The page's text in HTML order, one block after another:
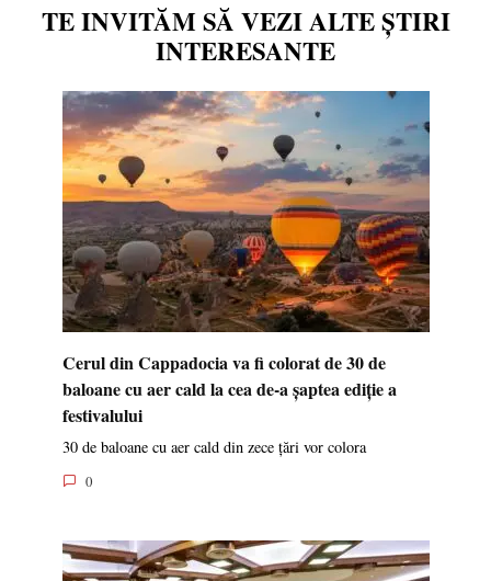
TE INVITĂM SĂ VEZI ALTE ȘTIRI
INTERESANTE
Cerul din Cappadocia va fi colorat de 30 de
baloane cu aer cald la cea de-a șaptea ediție a
festivalului
30 de baloane cu aer cald din zece țări vor colora
0